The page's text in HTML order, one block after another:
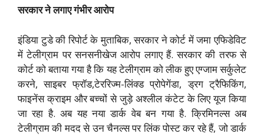
सरकार ने लगाए गंभीर आरोप
इंडिया टुडे की रिपोर्ट के मुताबिक, सरकार ने कोर्ट में जमा एफिडेविट
में टेलीग्राम पर सनसनीखेज आरोप लगाए हैं. सरकार की तरफ से
कोर्ट को बताया गया है कि यह टेलीग्राम को लीक हुए एग्जाम सर्कुलेट
करने, साइबर फ्रॉड,टेररिज्म-लिंक्ड प्रोपेगेंडा, ड्रग ट्रैफिकिंग,
फाइनेंस क्राइम और बच्चों से जुड़े अश्लील कंटेट के लिए यूज किया
जा रहा है. अब यह नया डार्क वेब बन गया है. क्रिमिनल्स अब
टेलीग्राम की मदद से उन चैनल्स पर लिंक पोस्ट कर रहे हैं, जो डार्क